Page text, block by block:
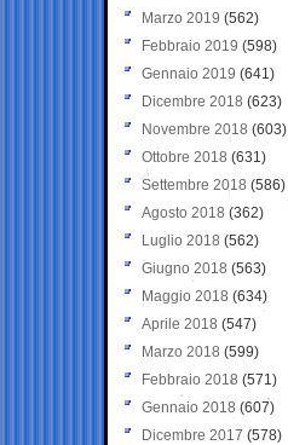
Marzo 2019 (562)
Febbraio 2019 (598)
Gennaio 2019 (641)
Dicembre 2018 (623)
Novembre 2018 (603)
Ottobre 2018 (631)
Settembre 2018 (586)
Agosto 2018 (362)
Luglio 2018 (562)
Giugno 2018 (563)
Maggio 2018 (634)
Aprile 2018 (547)
Marzo 2018 (599)
Febbraio 2018 (571)
Gennaio 2018 (607)
Dicembre 2017 (578)